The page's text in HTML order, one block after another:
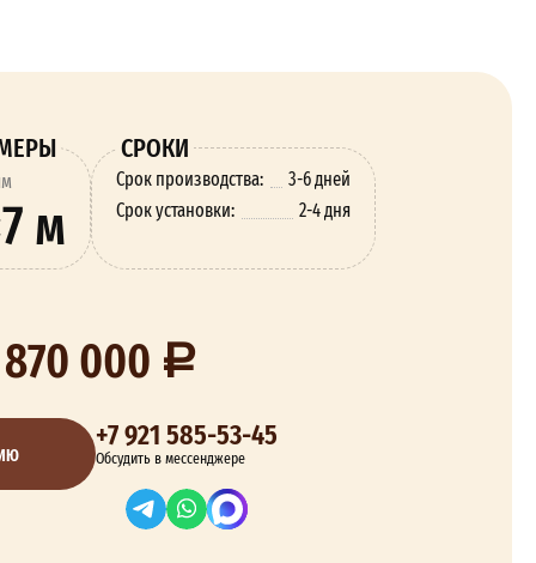
м
СРОКИ
Срок производства:
3-6 дней
Срок установки:
2-4 дня
000
+7 921 585-53-45
Обсудить в мессенджере